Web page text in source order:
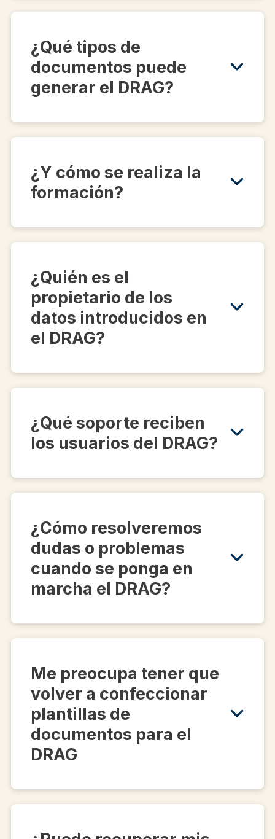
¿Qué tipos de
documentos puede
generar el DRAG?
¿Y cómo se realiza la
formación?
¿Quién es el
propietario de los
datos introducidos en
el DRAG?
¿Qué soporte reciben
los usuarios del DRAG?
¿Cómo resolveremos
dudas o problemas
cuando se ponga en
marcha el DRAG?
Me preocupa tener que
volver a confeccionar
plantillas de
documentos para el
DRAG